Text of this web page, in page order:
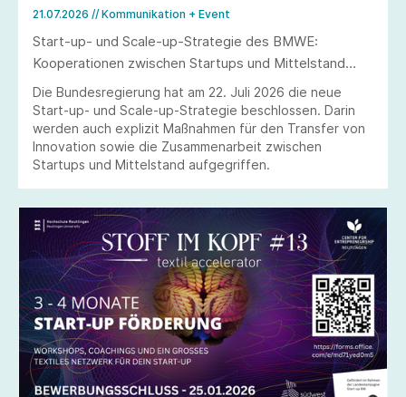
21.07.2026 // Kommunikation + Event
Start-up- und Scale-up-Strategie des BMWE:
Kooperationen zwischen Startups und Mittelstand
stärken
Die Bundesregierung hat am 22. Juli 2026 die neue
Start-up- und Scale-up-Strategie beschlossen. Darin
werden auch explizit Maßnahmen für den Transfer von
Innovation sowie die Zusammenarbeit zwischen
Startups und Mittelstand aufgegriffen.